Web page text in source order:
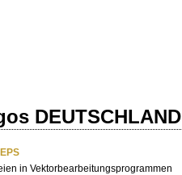
DEUTSCHLAND
in Vektorbearbeitungsprogrammen